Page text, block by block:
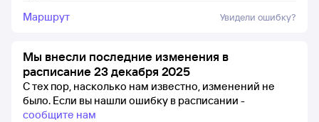
Маршрут Увидели ошибку?
Мы внесли последние изменения в
расписание 23 декабря 2025
С тех пор, насколько нам известно, изменений не
было. Если вы нашли ошибку в расписании -
сообщите нам